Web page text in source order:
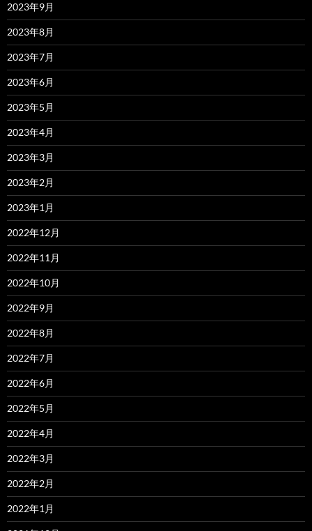
2023年9月
2023年8月
2023年7月
2023年6月
2023年5月
2023年4月
2023年3月
2023年2月
2023年1月
2022年12月
2022年11月
2022年10月
2022年9月
2022年8月
2022年7月
2022年6月
2022年5月
2022年4月
2022年3月
2022年2月
2022年1月